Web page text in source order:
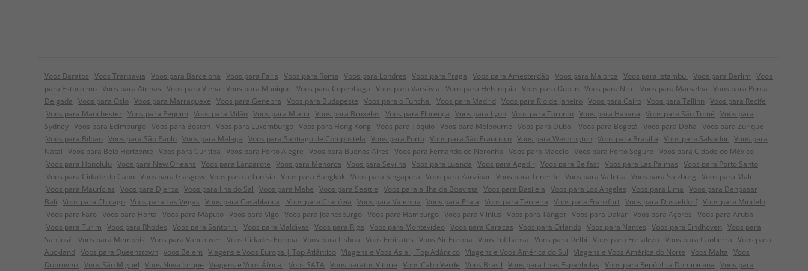
Voos Baratos Voos Transavia Voos para Barcelona Voos para Paris Voos para Roma Voos para Londres Voos para Praga Voos para Amesterdão Voos para Maiorca Voos para Istambul Voos para Berlim Voos
para Estocolmo Voos para Atenas Voos para Viena Voos para Munique Voos para Copenhaga Voos para Varsóvia Voos para Helsínquia Voos para Dublin Voos para Nice Voos para Marselha Voos para Ponta
Delgada Voos para Oslo Voos para Marraquexe Voos para Genebra Voos para Budapeste Voos para o Funchal Voos para Madrid Voos para Rio de Janeiro Voos para Cairo Voos para Tallinn Voos para Recife
Voos para Manchester Voos para Pequim Voos para Milão Voos para Miami Voos para Bruxelas Voos para Florença Voos para Lyon Voos para Toronto Voos para Havana Voos para São Tomé Voos para
Sydney Voos para Edimburgo Voos para Boston Voos para Luxemburgo Voos para Hong Kong Voos para Tóquio Voos para Melbourne Voos para Dubai Voos para Bogotá Voos para Doha Voos para Zurique
Voos para Bilbao Voos para São Paulo Voos para Málaga Voos para Santiago de Compostela Voos para Porto Voos para São Francisco Voos para Washington Voos para Brasília Voos para Salvador Voos para
Natal Voos para Belo Horizonte Voos para Curitiba Voos para Porto Alegre Voos para Buenos Aires Voos para Fernando de Noronha Voos para Maceio Voos para Porto Seguro Voos para Cidade do México
Voos para Honolulu Voos para New Orleans Voos para Lanzarote Voos para Menorca Voos para Sevilha Voos para Luanda Voos para Agadir Voos para Belfast Voos para Las Palmas Voos para Porto Santo
Voos para Cidade do Cabo Voos para Glasgow Voos para a Tunísia Voos para Bangkok Voos para Singapura Voos para Zanzibar Voos para Tenerife Voos para Valletta Voos para Salzburg Voos para Male
Voos para Maurícias Voos para Djerba Voos para Ilha do Sal Voos para Mahe Voos para Seattle Voos para a Ilha da Boavista Voos para Basileia Voos para Los Angeles Voos para Lima Voos para Denpasar
Bali Voos para Chicago Voos para Las Vegas Voos para Casablanca Voos para Cracóvia Voos para Valencia Voos para Praia Voos para Terceira Voos para Frankfurt Voos para Dusseldorf Voos para Mindelo
Voos para Faro Voos para Horta Voos para Maputo Voos para Vigo Voos para Joanesburgo Voos para Hamburgo Voos para Vilnius Voos para Tânger Voos para Dakar Voos para Açores Voos para Aruba
Voos para Turim Voos para Rhodes Voos para Santorini Voos para Maldivas Voos para Riga Voos para Montevideo Voos para Caracas Voos para Orlando Voos para Nantes Voos para Eindhoven Voos para
San José Voos para Memphis Voos para Vancouver Voos Cidades Europa Voos para Lisboa Voos Emirates Voos Air Europa Voos Lufthansa Voos para Delhi Voos para Fortaleza Voos para Canberra Voos para
Auckland Voos para Queenstown voos Belem Viagens e Voos Europa | Top Atlântico Viagens e Voos Ásia | Top Atlântico Viagens e Voos América do Sul Viagens e Voos América do Norte Voos Malta Voos
Dubrovnik Voos São Miguel Voos Nova Iorque Viagens e Voos África Voos SATA Voos baratos Vitoria Voos Cabo Verde Voos Brasil Voos para Ilhas Espanholas Voos para República Dominicana Voos para